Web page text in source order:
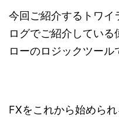
今回ご紹介するトワイ
ログでご紹介している
ローのロジックツール
FXをこれから始めら